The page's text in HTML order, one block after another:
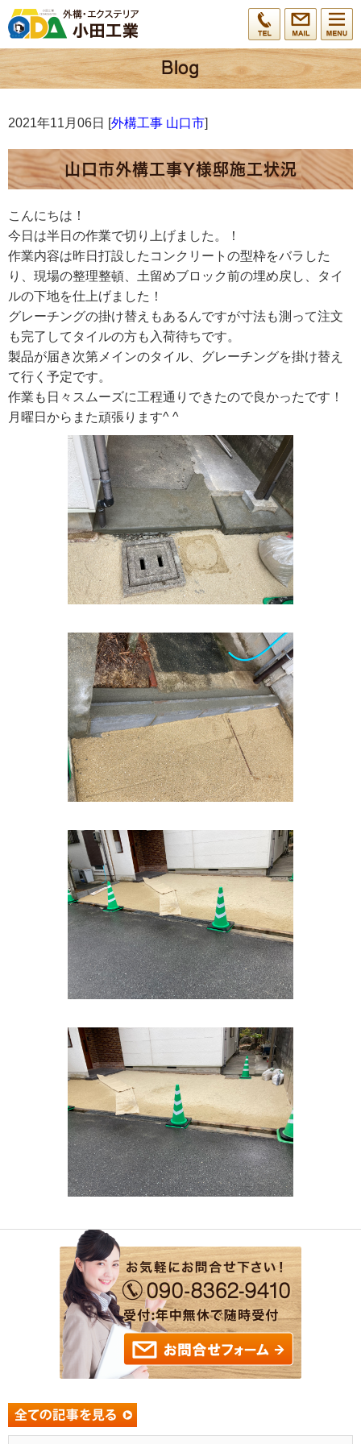
2021年11月06日 [外構工事 山口市]
山口市外構工事Y様邸施工状況
こんにちは！
今日は半日の作業で切り上げました。！
作業内容は昨日打設したコンクリートの型枠をバラした
り、現場の整理整頓、土留めブロック前の埋め戻し、タイ
ルの下地を仕上げました！
グレーチングの掛け替えもあるんですが寸法も測って注文
も完了してタイルの方も入荷待ちです。
製品が届き次第メインのタイル、グレーチングを掛け替え
て行く予定です。
作業も日々スムーズに工程通りできたので良かったです！
月曜日からまた頑張ります^ ^